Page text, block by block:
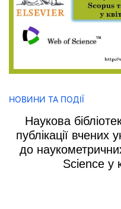
НОВИНИ ТА ПОДІЇ
Наукова
публікації вчених
до
Science у